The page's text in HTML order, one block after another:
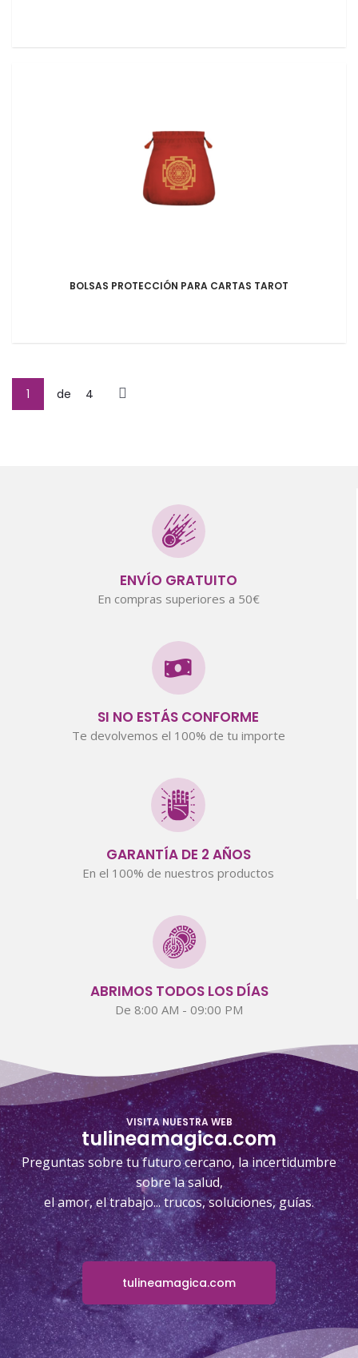
BOLSAS PROTECCIÓN PARA CARTAS TAROT
1 de 4
ENVÍO GRATUITO
En compras superiores a 50€
SI NO ESTÁS CONFORME
Te devolvemos el 100% de tu importe
GARANTÍA DE 2 AÑOS
En el 100% de nuestros productos
ABRIMOS TODOS LOS DÍAS
De 8:00 AM - 09:00 PM
VISITA NUESTRA WEB
tulineamagica.com
Preguntas sobre tu futuro cercano, la incertidumbre
sobre la salud,
el amor, el trabajo... trucos, soluciones, guías.
tulineamagica.com